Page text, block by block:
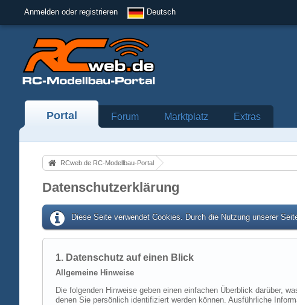
Anmelden oder registrieren Deutsch
Portal Forum Marktplatz Extras
RCweb.de RC-Modellbau-Portal
Datenschutzerklärung
Diese Seite verwendet Cookies. Durch die Nutzung unserer
1. Datenschutz auf einen Blick
Allgemeine Hinweise
Die folgenden Hinweise geben einen einfachen Überblick darüber,
denen Sie persönlich identifiziert werden können. Ausführliche